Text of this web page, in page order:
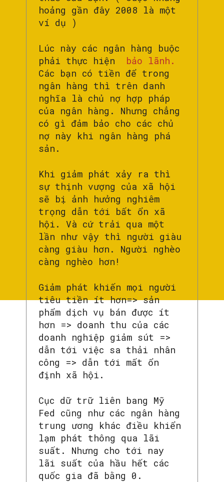
hoảng gần đây 2008 là một
ví dụ )
Lúc này các ngân hàng buộc
phải thực hiện bảo lãnh.
Các bạn có tiền để trong
ngân hàng thì trên danh
nghĩa là chủ nợ hợp pháp
của ngân hàng. Nhưng chẳng
có gì đảm bảo cho các chủ
nợ này khi ngân hàng phá
sản.
Khi giảm phát xảy ra thì
sự thịnh vượng của xã hội
sẽ bị ảnh hưởng nghiêm
trọng dẫn tới bất ổn xã
hội. Và cứ trải qua một
lần như vậy thì người giàu
càng giàu hơn. Người nghèo
càng nghèo hơn!
Giảm phát khiến mọi người
tiêu tiền ít hơn=> sản
phẩm dịch vụ bán được ít
hơn => doanh thu của các
doanh nghiệp giảm sút =>
dẫn tới việc sa thải nhân
công => dẫn tới mất ổn
định xã hội.
Cục dữ trữ liên bang Mỹ
Fed cũng như các ngân hàng
trung ương khác điều khiển
lạm phát thông qua lãi
suất. Nhưng cho tới nay
lãi suất của hầu hết các
quốc gia đã bằng 0.